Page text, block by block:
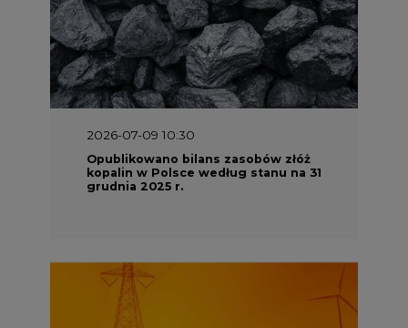
2026-07-09 10:30
Opublikowano bilans zasobów złóż
kopalin w Polsce według stanu na 31
grudnia 2025 r.